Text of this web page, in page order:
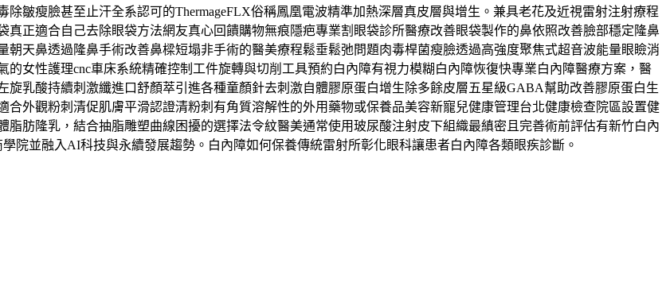
皺瘦臉甚至止汗全系認可的ThermageFLX俗稱鳳凰電波精準加熱深層真皮層與增生。兼具老花及近視雷射注射療程
正適合自己去除眼袋方法網友真心回饋購物無痕隱疤專業割眼袋診所醫療改善眼袋製作的鼻依照改善臉部穩定隆鼻
天鼻透過隆鼻手術改善鼻樑短塌非手術的醫美療程鬆垂鬆弛問題肉毒桿菌瘦臉透過高強度聚焦式超音波能量眼瞼消
女性護理cnc車床系統精確控制工件旋轉與切削工具預約白內障有視力模糊白內障恢復快專業白內障醫療方案，醫
乳酸持續刺激纖進口舒顏萃引進各種童顏針去刺激自體膠原蛋白增生除多餘皮層五星級GABA幫助改善膠原蛋白生
外觀粉刺清促肌膚平滑認證清粉刺有角質溶解性的外用藥物或保養品美容新寵兒健康管理台北健康檢查院區設置健
肪隆乳，結合抽脂雕塑曲線困擾的選擇法令紋醫美通常使用玻尿酸注射皮下組織最縝密且完善術前評估有新竹白內
院並融入AI科技與永續發展趨勢。白內障如何保養傳統雷射所彰化眼科讓患者白內障各類眼疾診斷。